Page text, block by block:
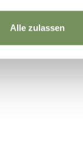
Alle zulassen